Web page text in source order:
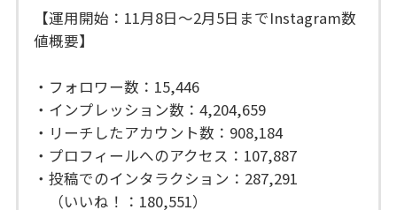
【運用開始：11月8日〜2月5日までInstagram数
値概要】
・フォロワー数：15,446
・インプレッション数：4,204,659
・リーチしたアカウント数：908,184
・プロフィールへのアクセス：107,887
・投稿でのインタラクション：287,291
（いいね！：180,551）